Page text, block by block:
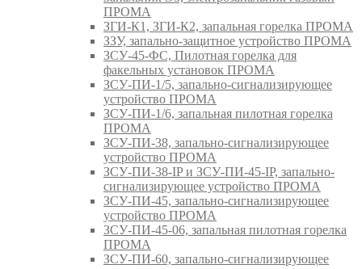
ПРОМА
ЗГИ-К1, ЗГИ-К2, запальная горелка ПРОМА
ЗЗУ, запально-защитное устройство ПРОМА
ЗСУ-45-ФС, Пилотная горелка для
факельных установок ПРОМА
ЗСУ-ПИ-1/5, запально-сигнализирующее
устройство ПРОМА
ЗСУ-ПИ-1/6, запальная пилотная горелка
ПРОМА
ЗСУ-ПИ-38, запально-сигнализирующее
устройство ПРОМА
ЗСУ-ПИ-38-IP и ЗСУ-ПИ-45-IP, запально-
сигнализирующее устройство ПРОМА
ЗСУ-ПИ-45, запально-сигнализирующее
устройство ПРОМА
ЗСУ-ПИ-45-06, запальная пилотная горелка
ПРОМА
ЗСУ-ПИ-60, запально-сигнализирующее